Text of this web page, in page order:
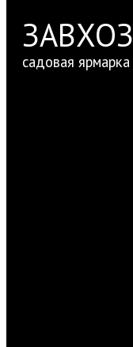
ЗАВХОЗ
садовая ярмарка